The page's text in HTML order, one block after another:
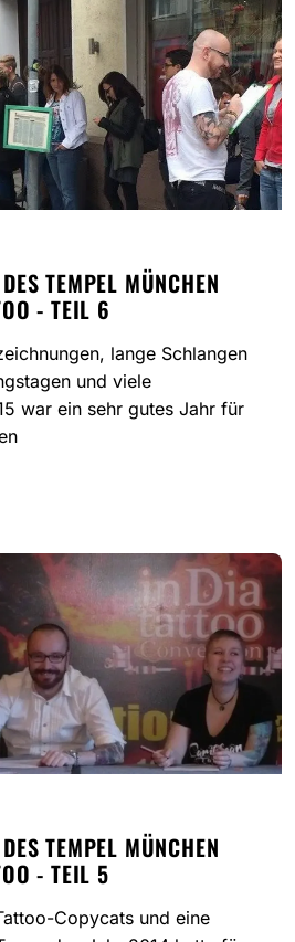
TEMPEL MÜNCHEN
- TEIL 6
lange Schlangen
und viele
war ein sehr gutes Jahr für
TEMPEL MÜNCHEN
- TEIL 5
Copycats und eine